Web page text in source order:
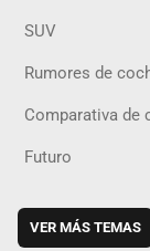
SUV
Rumores de
Comparativa de
Futuro
VER MÁS TEMAS